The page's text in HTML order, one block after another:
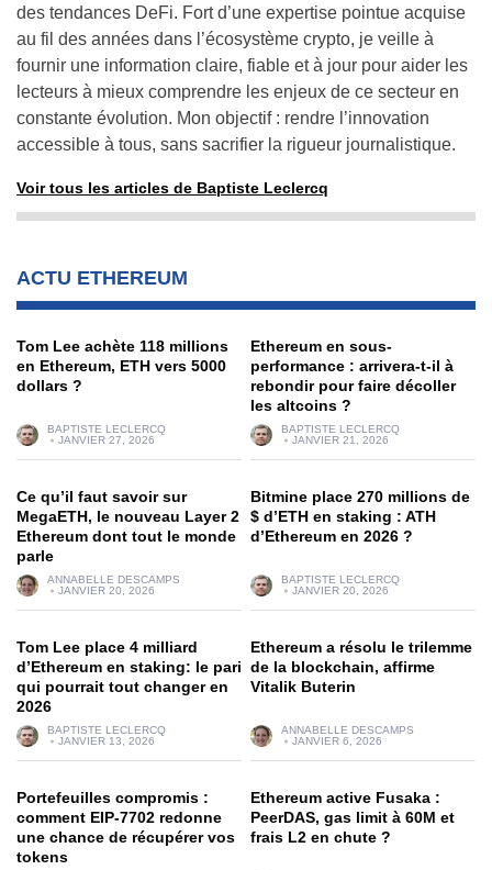
des tendances DeFi. Fort d’une expertise pointue acquise
au fil des années dans l’écosystème crypto, je veille à
fournir une information claire, fiable et à jour pour aider les
lecteurs à mieux comprendre les enjeux de ce secteur en
constante évolution. Mon objectif : rendre l’innovation
accessible à tous, sans sacrifier la rigueur journalistique.
Voir tous les articles de Baptiste Leclercq
ACTU ETHEREUM
Tom Lee achète 118 millions
en Ethereum, ETH vers 5000
dollars ?
BAPTISTE LECLERCQ
JANVIER 27, 2026
Ethereum en sous-
performance : arrivera-t-il à
rebondir pour faire décoller
les altcoins ?
BAPTISTE LECLERCQ
JANVIER 21, 2026
Ce qu’il faut savoir sur
MegaETH, le nouveau Layer 2
Ethereum dont tout le monde
parle
ANNABELLE DESCAMPS
JANVIER 20, 2026
Bitmine place 270 millions de
$ d’ETH en staking : ATH
d’Ethereum en 2026 ?
BAPTISTE LECLERCQ
JANVIER 20, 2026
Tom Lee place 4 milliard
d’Ethereum en staking: le pari
qui pourrait tout changer en
2026
BAPTISTE LECLERCQ
JANVIER 13, 2026
Ethereum a résolu le trilemme
de la blockchain, affirme
Vitalik Buterin
ANNABELLE DESCAMPS
JANVIER 6, 2026
Portefeuilles compromis :
comment EIP-7702 redonne
une chance de récupérer vos
tokens
Ethereum active Fusaka :
PeerDAS, gas limit à 60M et
frais L2 en chute ?